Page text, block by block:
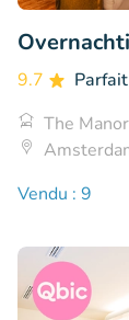
9.7 Parfait
The
Vendu : 9